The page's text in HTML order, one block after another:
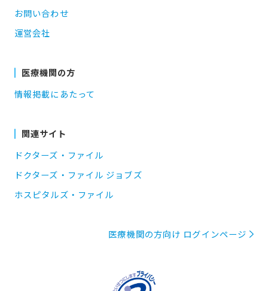
お問い合わせ
運営会社
医療機関の方
情報掲載にあたって
関連サイト
ドクターズ・ファイル
ドクターズ・ファイル ジョブズ
ホスピタルズ・ファイル
医療機関の方向け ログインページ